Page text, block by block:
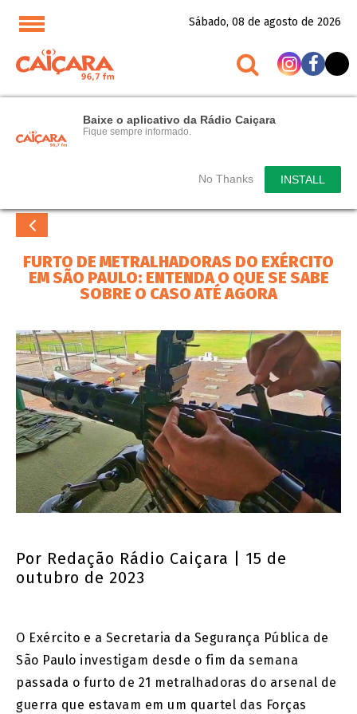
Baixe o aplicativo da Rádio Caiçara
Fique sempre informado.
No Thanks INSTALL
Sábado, 08 de agosto de 2026
FURTO DE METRALHADORAS DO EXÉRCITO
EM SÃO PAULO: ENTENDA O QUE SE SABE
SOBRE O CASO ATÉ AGORA
Por Redação Rádio Caiçara | 15 de
outubro de 2023
O Exército e a Secretaria da Segurança Pública de
São Paulo investigam desde o fim da semana
passada o furto de 21 metralhadoras do arsenal de
guerra que estavam em um quartel das Forças